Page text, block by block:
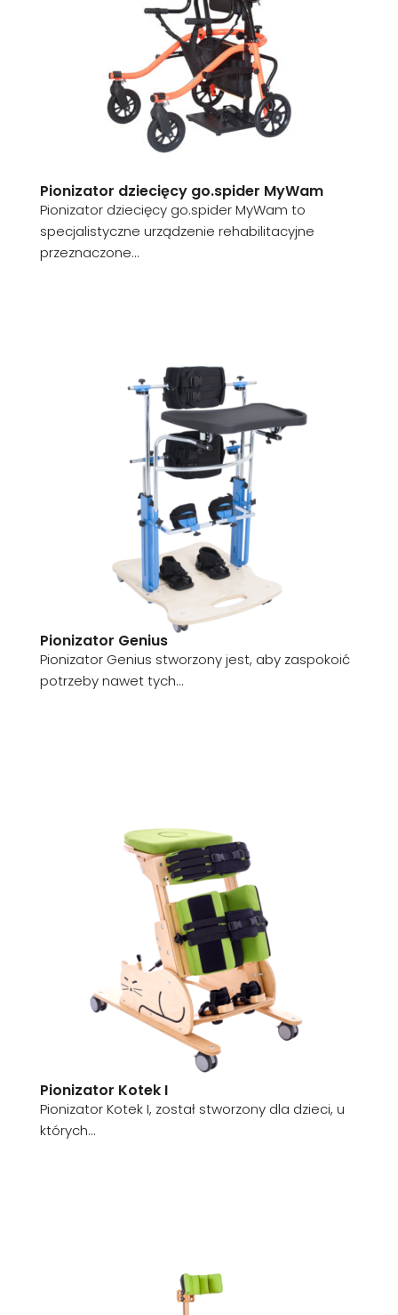
Pionizator dziecięcy go.spider MyWam
Pionizator dziecięcy go.spider MyWam to
specjalistyczne urządzenie rehabilitacyjne
przeznaczone...
Pionizator Genius
Pionizator Genius stworzony jest, aby zaspokoić
potrzeby nawet tych...
Pionizator Kotek I
Pionizator Kotek I, został stworzony dla dzieci, u
których...